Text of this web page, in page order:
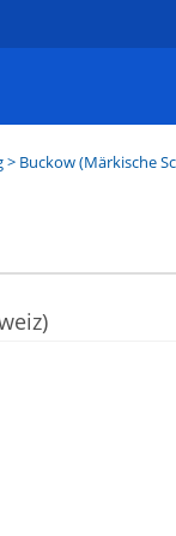
> Buckow (Märkische